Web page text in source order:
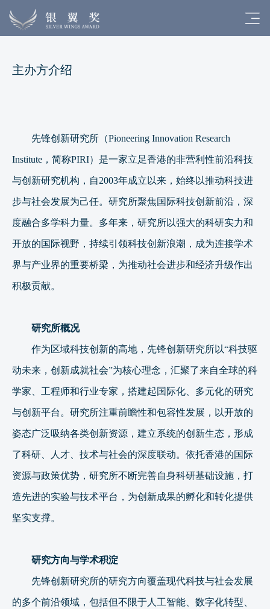
主办方介绍
先锋创新研究所（Pioneering Innovation Research
Institute，简称PIRI）是一家立足香港的非营利性前沿科技
与创新研究机构，自2003年成立以来，始终以推动科技进
步与社会发展为己任。研究所聚焦国际科技创新前沿，深
度融合多学科力量。多年来，研究所以强大的科研实力和
开放的国际视野，持续引领科技创新浪潮，成为连接学术
界与产业界的重要桥梁，为推动社会进步和经济升级作出
积极贡献。
研究所概况
作为区域科技创新的高地，先锋创新研究所以“科技驱
动未来，创新成就社会”为核心理念，汇聚了来自全球的科
学家、工程师和行业专家，搭建起国际化、多元化的研究
与创新平台。研究所注重前瞻性和包容性发展，以开放的
姿态广泛吸纳各类创新资源，建立系统的创新生态，形成
了科研、人才、技术与社会的深度联动。依托香港的国际
资源与政策优势，研究所不断完善自身科研基础设施，打
造先进的实验与技术平台，为创新成果的孵化和转化提供
坚实支撑。
研究方向与学术积淀
先锋创新研究所的研究方向覆盖现代科技与社会发展
的多个前沿领域，包括但不限于人工智能、数字化转型、